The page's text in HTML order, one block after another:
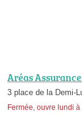
Aréas
3 place de la Demi-
Fermée, ouvre lundi